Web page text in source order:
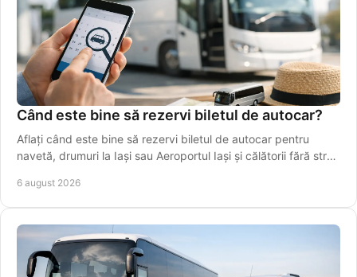
Când este bine să rezervi biletul de autocar?
Aflați când este bine să rezervi biletul de autocar pentru
navetă, drumuri la Iași sau Aeroportul Iași și călătorii fără stres
6 august 2026